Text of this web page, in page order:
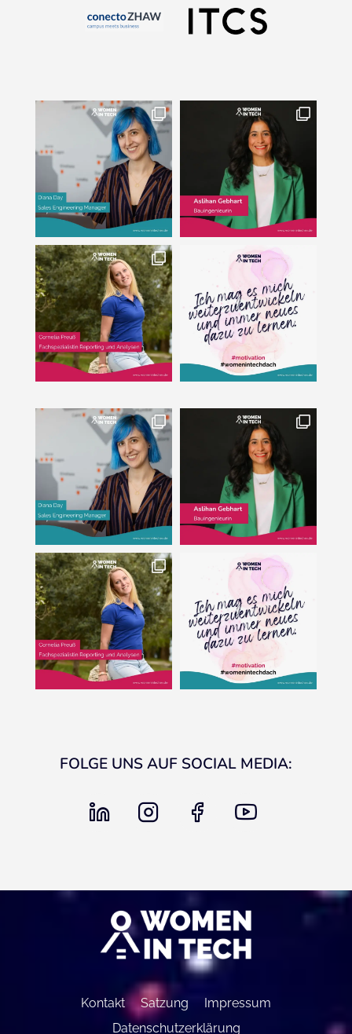
FOLGE UNS AUF SOCIAL MEDIA:
linkedin instagram
Kontakt Satzung
Impressum
Datenschutzerklärung